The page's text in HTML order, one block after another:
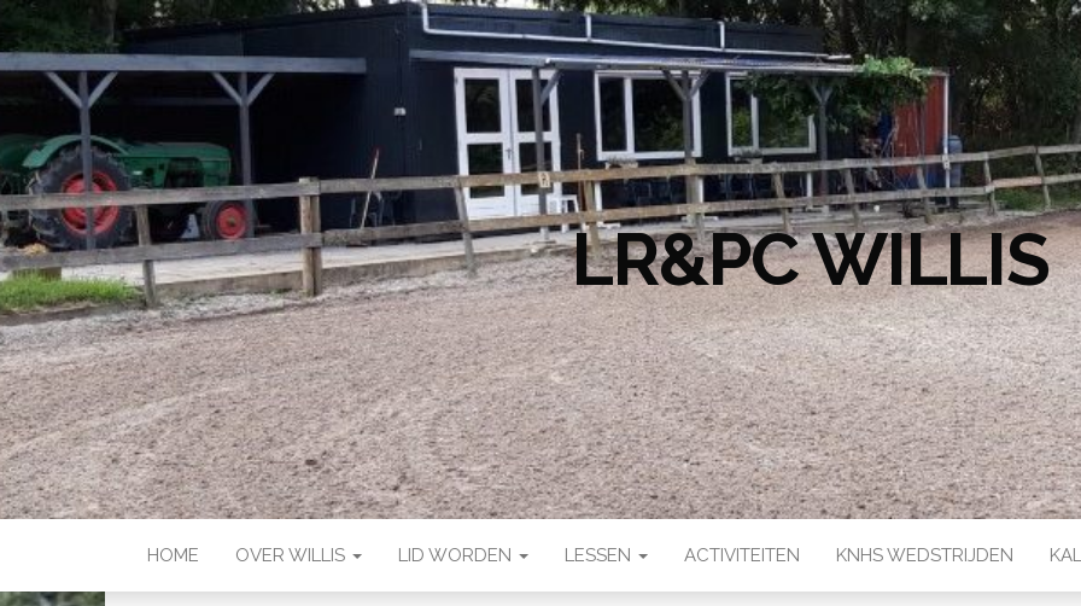
LR&PC WILLIS
HOME OVER WILLIS LID WORDEN LESSEN ACTIVITEITEN KNHS WEDSTRIJDEN